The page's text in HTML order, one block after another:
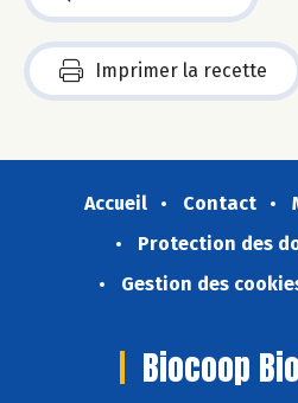
Imprimer la recette
Accueil Contact
Protection des
Gestion des
Biocoop